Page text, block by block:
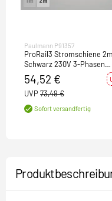
Paulmann P91357
ProRail3 Stromschiene 2m
Schwarz 230V 3-Phasen
Schienensystem
54,52 €
UVP 73,49 €
Sofort versandfertig